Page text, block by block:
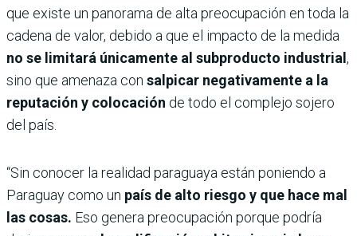
que existe un panorama de alta preocupación en toda la
cadena de valor, debido a que el impacto de la medida
no se limitará únicamente al subproducto industrial,
sino que amenaza con salpicar negativamente a la
reputación y colocación de todo el complejo sojero
del país.
“Sin conocer la realidad paraguaya están poniendo a
Paraguay como un país de alto riesgo y que hace mal
las cosas. Eso genera preocupación porque podría